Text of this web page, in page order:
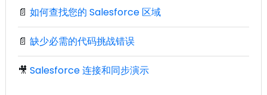
📄 如何查找您的 Salesforce 区域
📄 缺少必需的代码挑战错误
🎥 Salesforce 连接和同步演示